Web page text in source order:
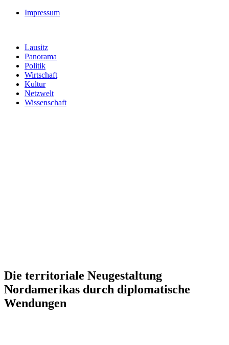
Impressum
Lausitz
Panorama
Politik
Wirtschaft
Kultur
Netzwelt
Wissenschaft
Die territoriale Neugestaltung
Nordamerikas durch diplomatische
Wendungen